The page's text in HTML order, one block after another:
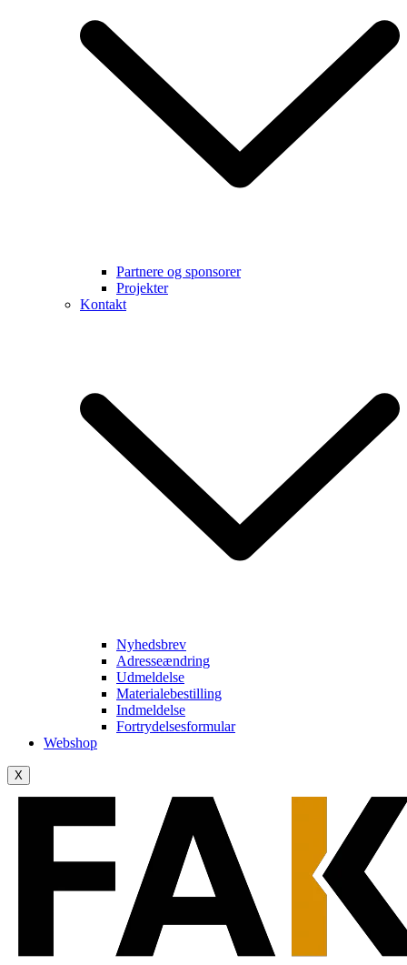
Partnere og sponsorer
Projekter
Kontakt
Nyhedsbrev
Adresseændring
Udmeldelse
Materialebestilling
Indmeldelse
Fortrydelsesformular
Webshop
X